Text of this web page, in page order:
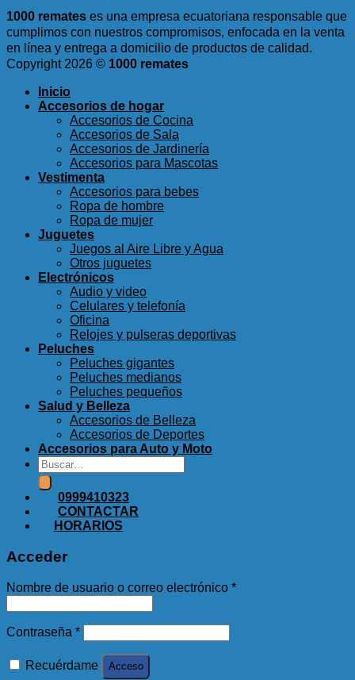
1000 remates es una empresa ecuatoriana responsable que
cumplimos con nuestros compromisos, enfocada en la venta
en línea y entrega a domicilio de productos de calidad.
Copyright 2026 © 1000 remates
Inicio
Accesorios de hogar
Accesorios de Cocina
Accesorios de Sala
Accesorios de Jardinería
Accesorios para Mascotas
Vestimenta
Accesorios para bebes
Ropa de hombre
Ropa de mujer
Juguetes
Juegos al Aire Libre y Agua
Otros juguetes
Electrónicos
Audio y video
Celulares y telefonía
Oficina
Relojes y pulseras deportivas
Peluches
Peluches gigantes
Peluches medianos
Peluches pequeños
Salud y Belleza
Accesorios de Belleza
Accesorios de Deportes
Accesorios para Auto y Moto
Buscar
por:
0999410323
CONTACTAR
HORARIOS
Acceder
Nombre de usuario o correo electrónico *Obligatorio
Contraseña *Obligatorio
Recuérdame Acceso